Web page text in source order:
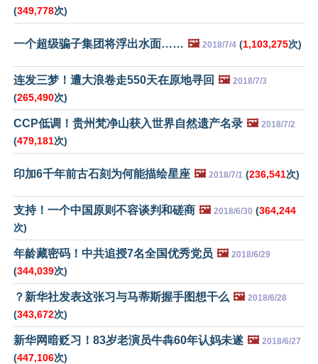
(349,778次)
一个超级骗子集团将浮出水面…… 🖼️ 2018/7/4 (1,103,275次)
连发三梦！遭大浪卷走550天在原地寻回 🖼️ 2018/7/3
(265,490次)
CCP低调！贵州梵净山获入世界自然遗产名录 🖼️ 2018/7/2
(479,181次)
印加6千年前古石刻为何能描绘星座 🖼️ 2018/7/1 (236,541次)
支持！一个中国原则不容谈判和磋商 🖼️ 2018/6/30 (364,244
次)
年龄藏密码！中共追授7名全国优秀党员 🖼️ 2018/6/29
(344,039次)
？新华社发表这张习与马蒂斯握手图想干么 🖼️ 2018/6/28
(343,672次)
新华网暗贬习！83岁老演员牛犇60年认妈未遂 🖼️ 2018/6/27
(447,106次)